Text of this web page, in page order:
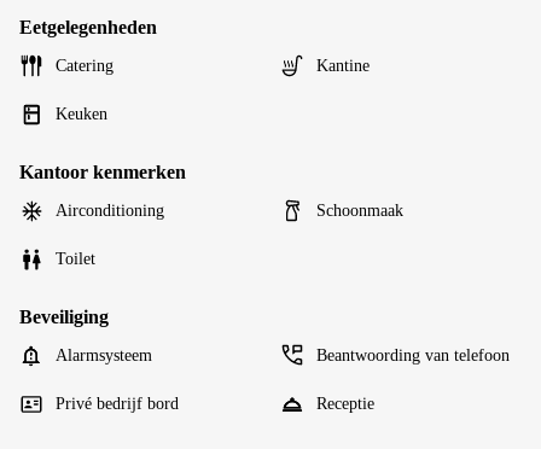
Eetgelegenheden
Catering Kantine
Keuken
Kantoor kenmerken
Airconditioning Schoonmaak
Toilet
Beveiliging
Alarmsysteem Beantwoording van telefoon
Privé bedrijf bord Receptie